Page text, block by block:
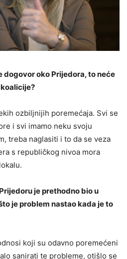
dogovor oko Prijedora, to neće
ozbiljnijih poremećaja. Svi se
i svi imamo neku svoju
treba naglasiti i to da se veza
s republičkog nivoa mora
je prethodno bio u
je problem nastao kada je to
koji su odavno poremećeni
sanirati te probleme, otišlo se